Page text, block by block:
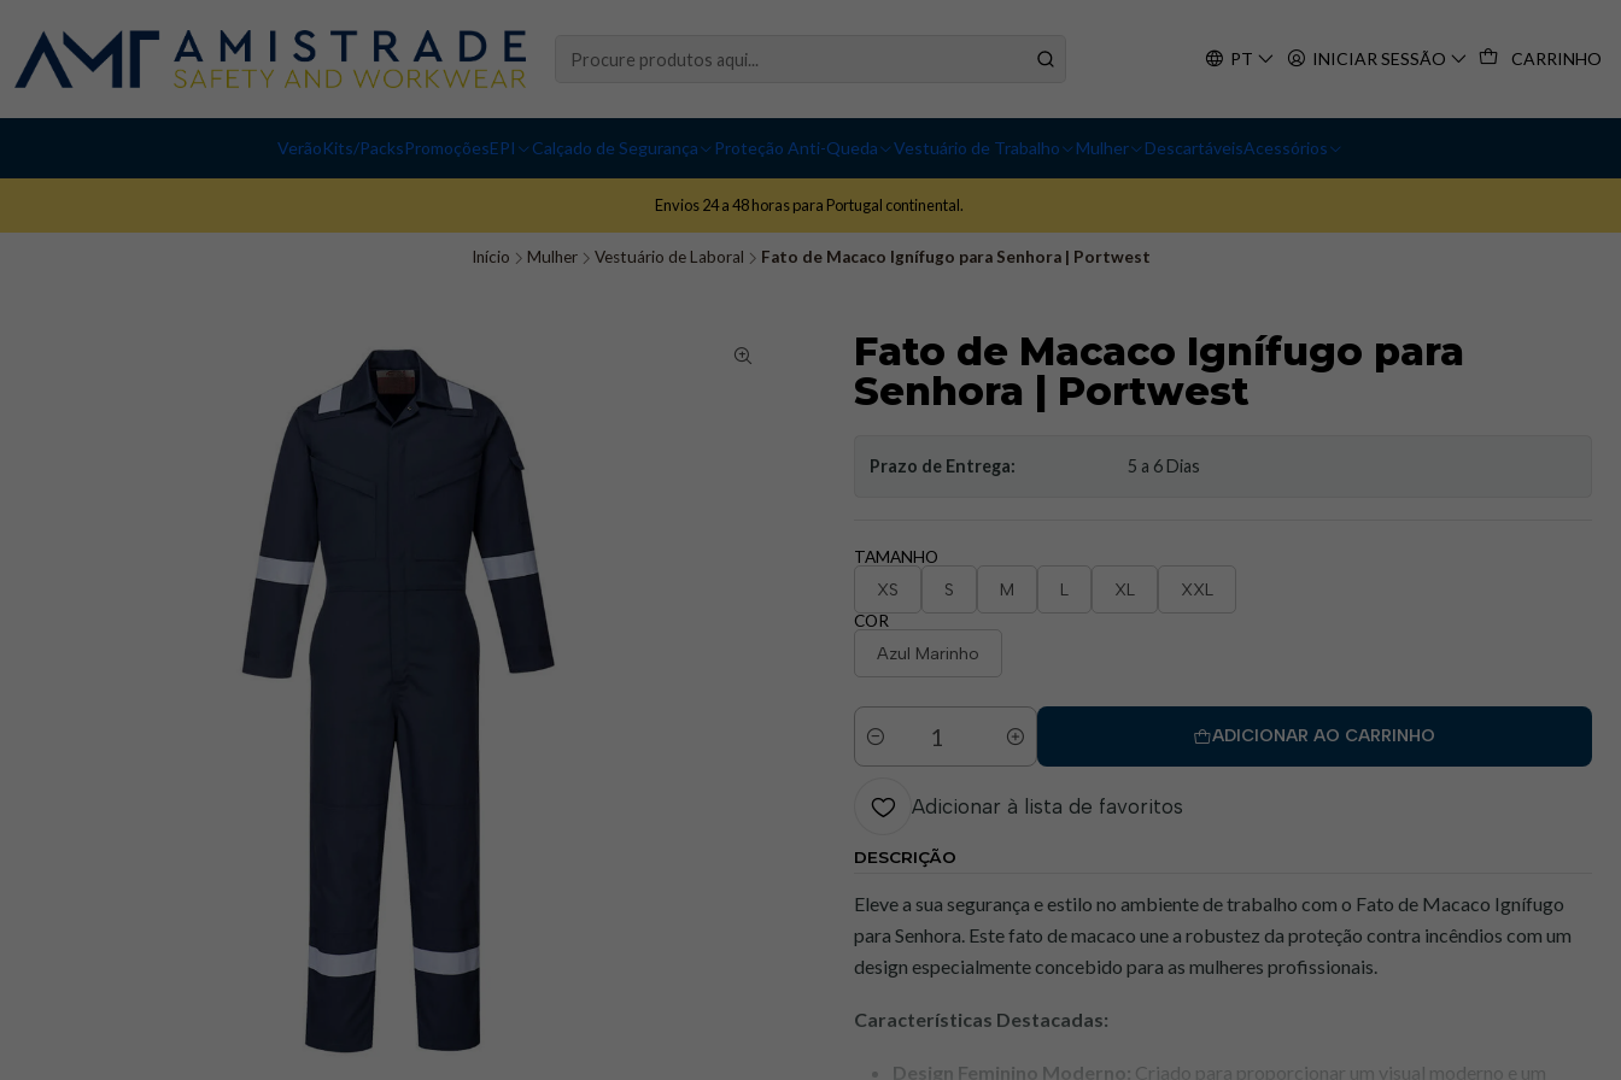
PT INICIAR SESSÃO CARRINHO
VerãoKits/PacksPromoçõesEPI Calçado de Segurança Proteção Anti-Queda Vestuário de Trabalho Mulher DescartáveisAcessórios
Envios 24 a 48 horas para Portugal continental.
Início Mulher Vestuário de Laboral Fato de Macaco Ignífugo para Senhora | Portwest
Fato de Macaco Ignífugo para
Senhora | Portwest
Prazo de Entrega: 5 a 6 Dias
TAMANHO
XS S M L XL XXL
COR
Azul Marinho
Quantidade
ADICIONAR AO CARRINHO
Adicionar à lista de favoritos
DESCRIÇÃO
Eleve a sua segurança e estilo no ambiente de trabalho com o Fato de Macaco Ignífugo
para Senhora. Este fato de macaco une a robustez da proteção contra incêndios com um
design especialmente concebido para as mulheres profissionais.
Características Destacadas:
Design Feminino Moderno: Criado para proporcionar um visual moderno e um